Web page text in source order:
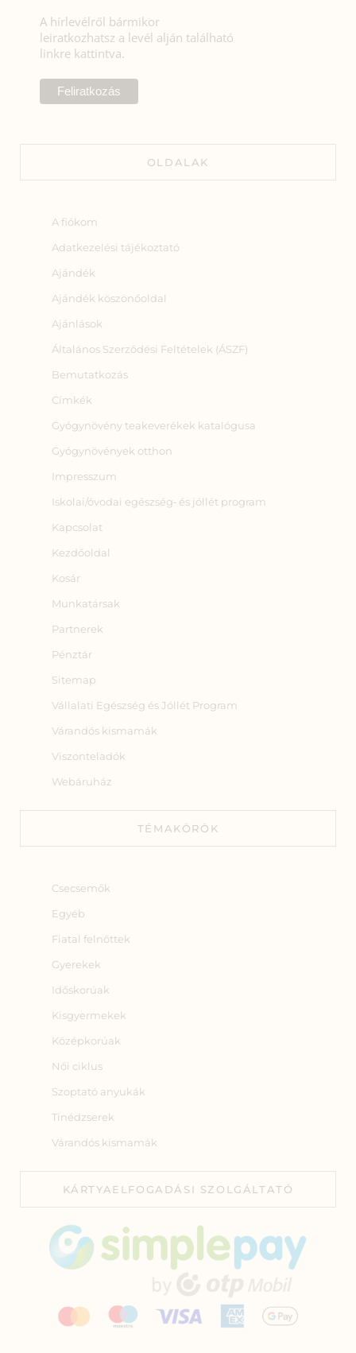
A hírlevélről bármikor
leiratkozhatsz a levél alján található
linkre kattintva.
OLDALAK
A fiókom
Adatkezelési tájékoztató
Ajándék
Ajándék köszönőoldal
Ajánlások
Általános Szerződési Feltételek (ÁSZF)
Bemutatkozás
Címkék
Gyógynövény teakeverékek katalógusa
Gyógynövények otthon
Impresszum
Iskolai/óvodai egészség‑ és jóllét program
Kapcsolat
Kezdőoldal
Kosár
Munkatársak
Partnerek
Pénztár
Sitemap
Vállalati Egészség és Jóllét Program
Várandós kismamák
Viszonteladók
Webáruház
TÉMAKÖRÖK
Csecsemők
Egyéb
Fiatal felnőttek
Gyerekek
Időskorúak
Kisgyermekek
Középkorúak
Női ciklus
Szoptató anyukák
Tinédzserek
Várandós kismamák
KÁRTYAELFOGADÁSI SZOLGÁLTATÓ